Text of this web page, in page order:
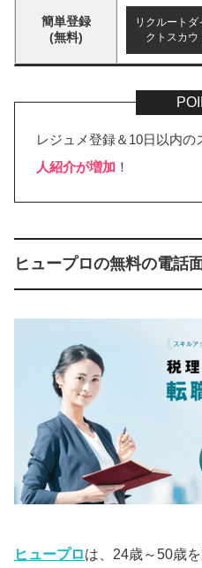
簡単登録
(無料)
リクルートダ
クトスカウ
レジュメ登録＆10日以内
人紹介が増加 ！
ヒュープロの無料の電話
ヒュープロは、24歳～50歳